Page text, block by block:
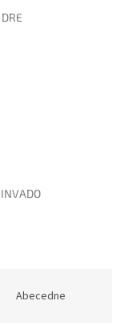
DRE
INVADO
Abecedne